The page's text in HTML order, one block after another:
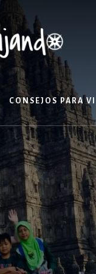
CONSEJOS PARA